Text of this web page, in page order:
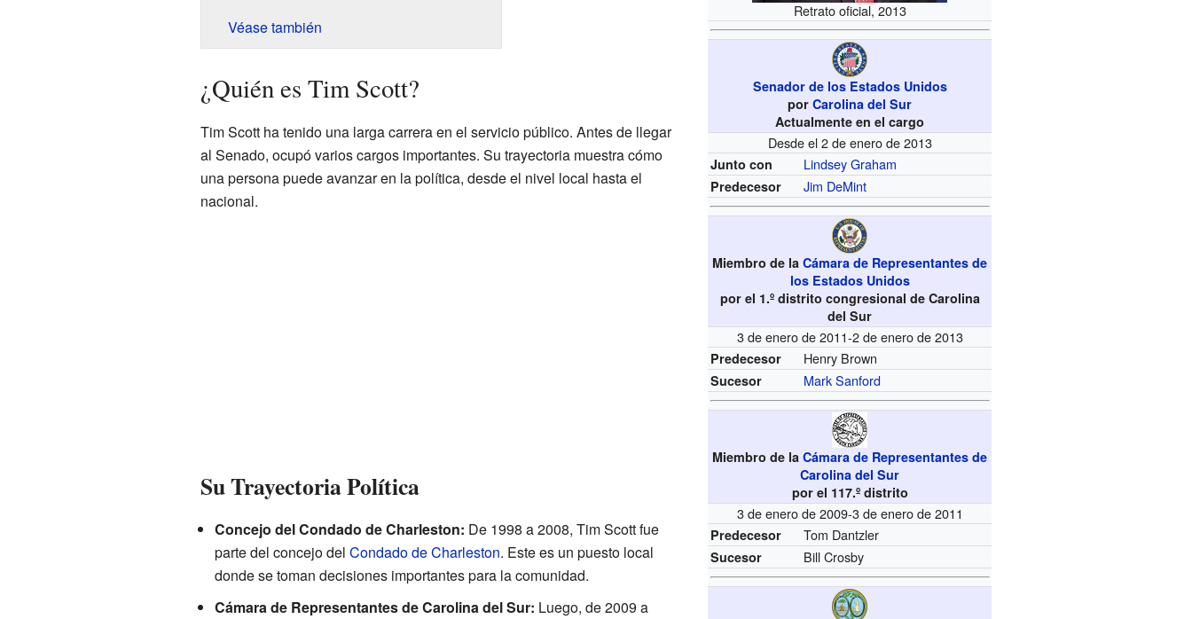
Retrato oficial, 2013
Senador de los Estados Unidos
porCarolina del Sur
Actualmente en el cargo
Desde el 2 de enero de 2013
Junto con Lindsey Graham
Predecesor Jim DeMint
Miembro de laCámara de Representantes de
los Estados Unidos
por el 1.º distrito congresional de Carolina
del Sur
3 de enero de 2011-2 de enero de 2013
Predecesor Henry Brown
Sucesor Mark Sanford
Miembro de laCámara de Representantes de
Carolina del Sur
por el 117.º distrito
3 de enero de 2009-3 de enero de 2011
Predecesor Tom Dantzler
Sucesor Bill Crosby
Véase también
¿Quién es Tim Scott?
Tim Scott ha tenido una larga carrera en el servicio público. Antes de llegar
al Senado, ocupó varios cargos importantes. Su trayectoria muestra cómo
una persona puede avanzar en la política, desde el nivel local hasta el
nacional.
Su Trayectoria Política
Concejo del Condado de Charleston: De 1998 a 2008, Tim Scott fue
parte del concejo del Condado de Charleston. Este es un puesto local
donde se toman decisiones importantes para la comunidad.
Cámara de Representantes de Carolina del Sur: Luego, de 2009 a